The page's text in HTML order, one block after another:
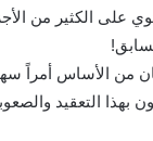
على الكثير من
من الأساس أمراً
بهذا التعقيد